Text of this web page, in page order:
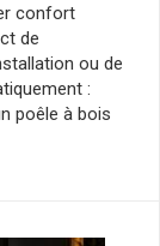
confort
de
ou de
:
poêle à bois